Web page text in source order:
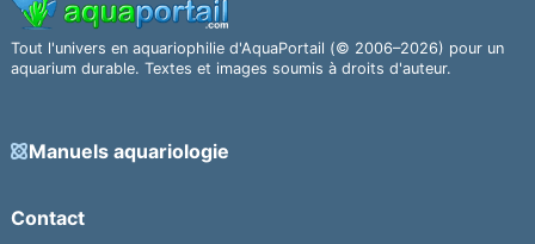
Tout l'univers en aquariophilie d'AquaPortail (© 2006–2026) pour un
aquarium durable. Textes et images soumis à droits d'auteur.
Manuels aquariologie
Contact